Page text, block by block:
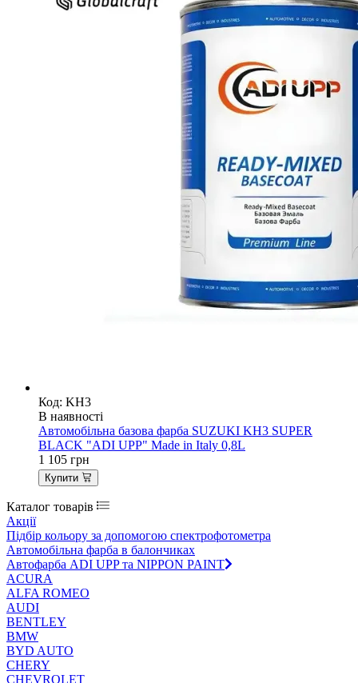
Код: KH3
В наявності
Автомобільна базова фарба SUZUKI KH3 SUPER
BLACK "ADI UPP" Made in Italy 0,8L
1 105 грн
Купити
Каталог товарів
Акції
Підбір кольору за допомогою спектрофотометра
Автомобільна фарба в балончиках
Автофарба ADI UPP та NIPPON PAINT
ACURA
ALFA ROMEO
AUDI
BENTLEY
BMW
BYD AUTO
CHERY
CHEVROLET